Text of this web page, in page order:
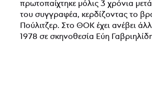
πρωτοπαίχτηκε μόλις 3 χρόνια
του συγγραφέα, κερδίζοντας το
Πούλιτζερ. Στο ΘΟΚ έχει ανέβει
1978 σε σκηνοθεσία Εύη